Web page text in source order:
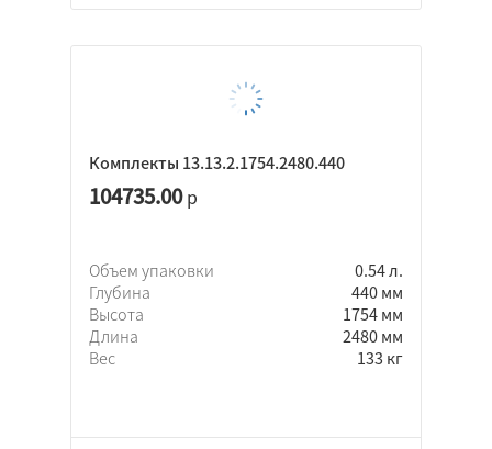
Комплекты 13.13.2.1754.2480.440
104735.00р
Объем упаковки
0.54 л.
Глубина
440 мм
Высота
1754 мм
Длина
2480 мм
Вес
133 кг